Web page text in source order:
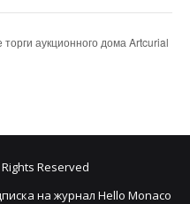
аукционного дома Artcurial
Reserved
на журнал Hello Monaco